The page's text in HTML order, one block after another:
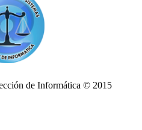
de Informática © 2015